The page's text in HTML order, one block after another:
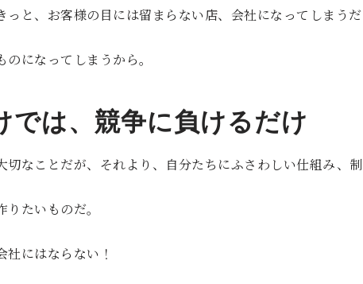
と、お客様の目には留まらない店、会社になってしまうだ
になってしまうから。
は、競争に負けるだけ
なことだが、それより、自分たちにふさわしい仕組み、制
たいものだ。
にはならない！